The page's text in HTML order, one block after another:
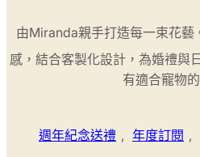
由Miranda親手打造每一束花藝
感，結合客製化設計，為婚禮與
有適合寵物
週年紀念送禮 , 年度訂閱 ,